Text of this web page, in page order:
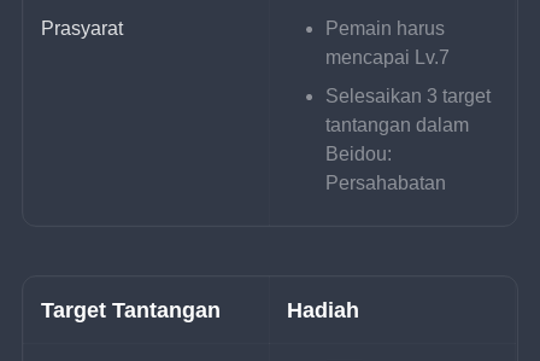
Prasyarat
Pemain harus
mencapai Lv.7
Selesaikan 3 target
tantangan dalam
Beidou:
Persahabatan
Target Tantangan Hadiah